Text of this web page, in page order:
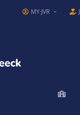
MY·JVR